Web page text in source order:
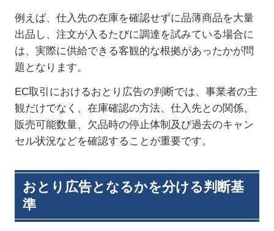
例えば、仕入先の在庫を確認せずに品薄商品を大量
出品し、注文が入るたびに調達を試みている場合に
は、実際に供給できる客観的な根拠があったかが問
題となります。
EC取引におけるおとり広告の判断では、事業者の主
観だけでなく、在庫確認の方法、仕入先との関係、
販売可能数量、欠品時の停止体制及び過去のキャン
セル状況などを確認することが重要です。
おとり広告となるかを分ける判断基
準